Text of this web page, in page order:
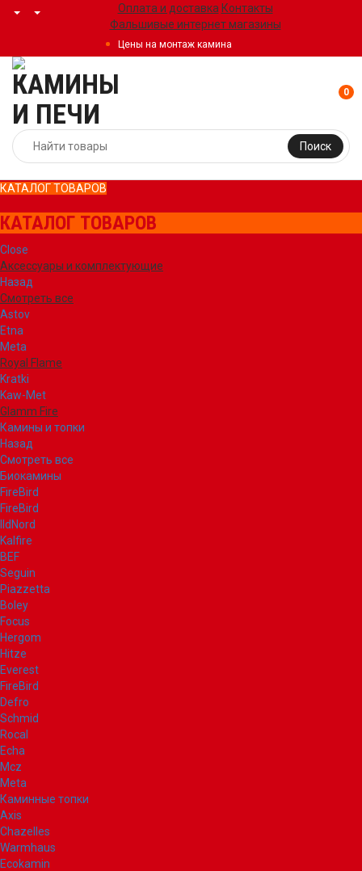
Оплата и доставка Контакты
Фальшивые интернет магазины
Цены на монтаж камина
Поиск
0
КАТАЛОГ ТОВАРОВ
КАТАЛОГ ТОВАРОВ
Close
Аксессуары и комплектующие
Назад
Смотреть все
Astov
Etna
Meta
Royal Flame
Kratki
Kaw-Met
Glamm Fire
Камины и топки
Назад
Смотреть все
Биокамины
FireBird
FireBird
IldNord
Kalfire
BEF
Seguin
Piazzetta
Boley
Focus
Hergom
Hitze
Everest
FireBird
Defro
Schmid
Rocal
Echa
Mcz
Meta
Каминные топки
Axis
Chazelles
Warmhaus
Ecokamin